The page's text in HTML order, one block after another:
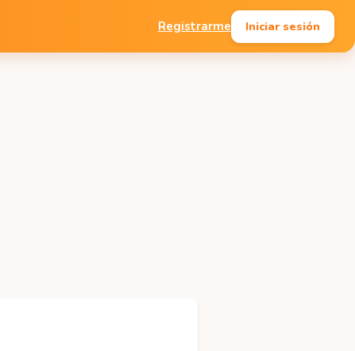
Registrarme Iniciar sesión